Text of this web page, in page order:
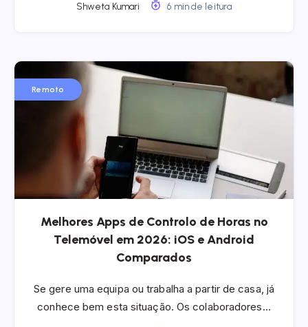
Shweta Kumari 6 min de leitura
Remoto
Melhores Apps de Controlo de Horas no
Telemóvel em 2026: iOS e Android
Comparados
Se gere uma equipa ou trabalha a partir de casa, já
conhece bem esta situação. Os colaboradores…